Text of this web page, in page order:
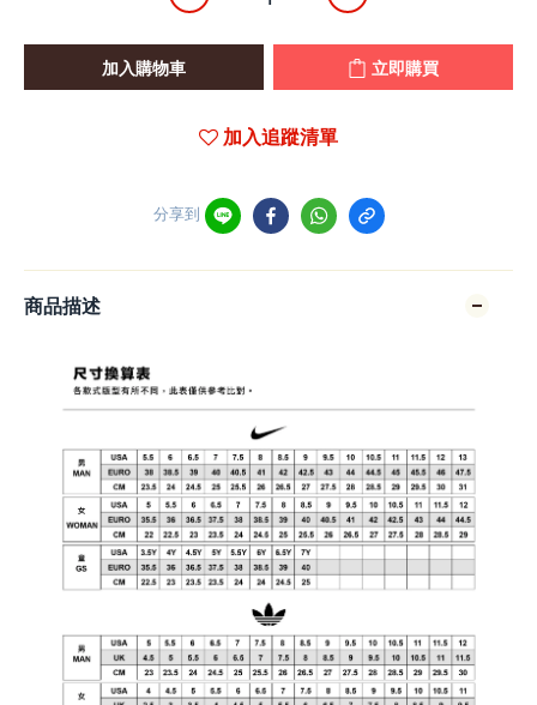
加入購物車 立即購買
加入追蹤清單
分享到
商品描述